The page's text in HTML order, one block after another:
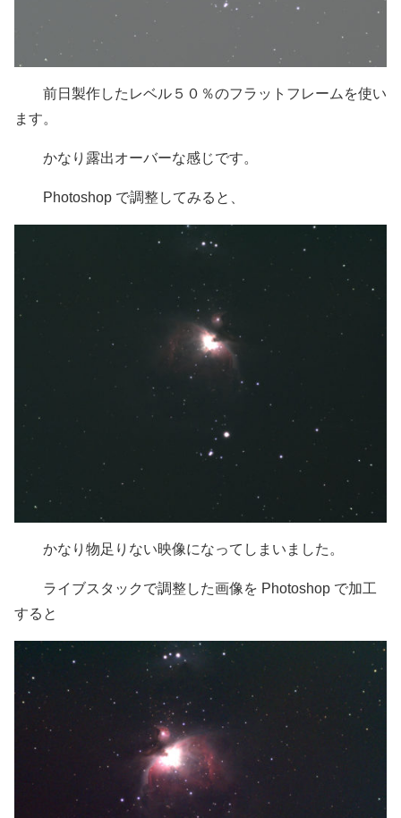
前日製作したレベル５０％のフラットフレームを使い
ます。
かなり露出オーバーな感じです。
Photoshop で調整してみると、
かなり物足りない映像になってしまいました。
ライブスタックで調整した画像を Photoshop で加工
すると